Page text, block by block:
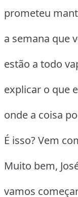
prometeu
a semana que
estão a todo
explicar o que
onde a coisa
É isso? Vem
Muito bem,
vamos